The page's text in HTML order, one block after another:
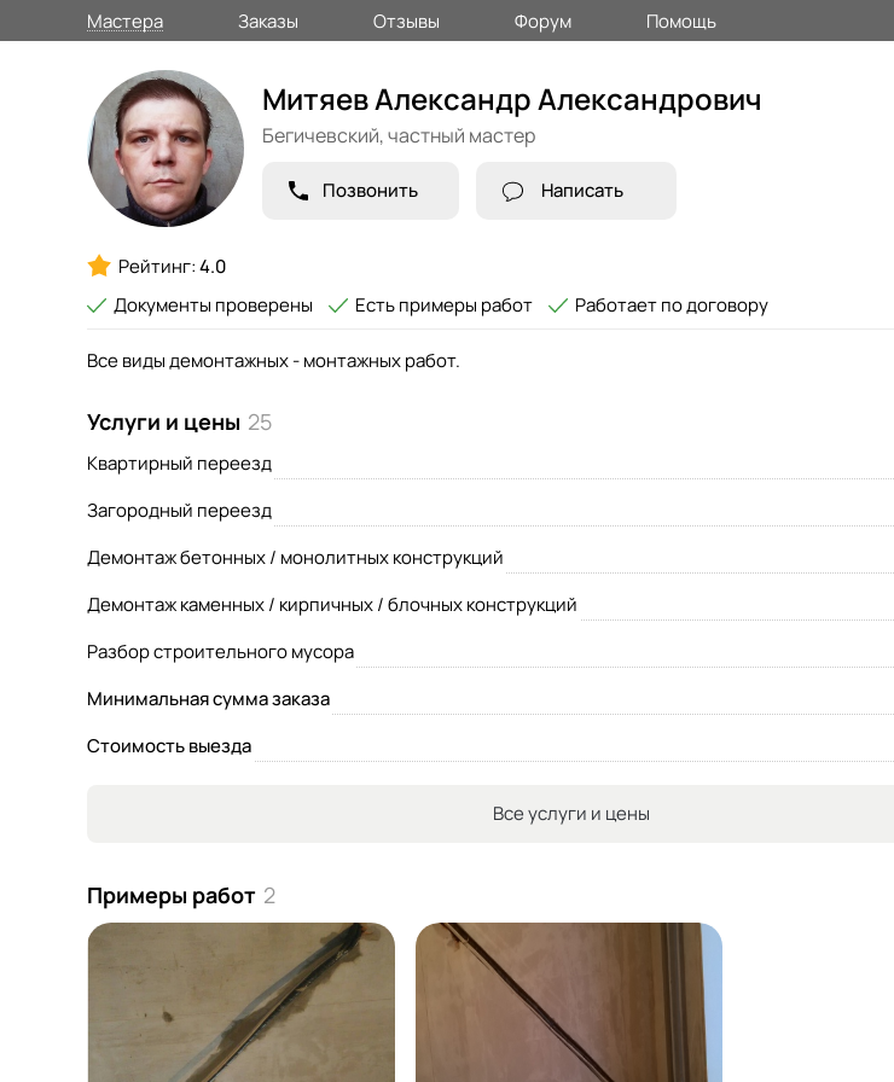
Мастера Заказы Отзывы Форум Помощь
Митяев Александр Александрович
Бегичевский,частный мастер
Позвонить Написать
Рейтинг:4.0
Документы проверены
Есть примеры работ Работает по договору
Все виды демонтажных - монтажных работ.
Услуги и цены 25
Квартирный переезд
Загородный переезд
Демонтаж бетонных / монолитных конструкций
Демонтаж каменных / кирпичных / блочных конструкций
Разбор строительного мусора
Минимальная сумма заказа
Стоимость выезда
Все услуги и цены
Примеры работ 2